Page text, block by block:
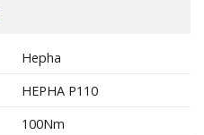
Hepha
HEPHA P110
100Nm